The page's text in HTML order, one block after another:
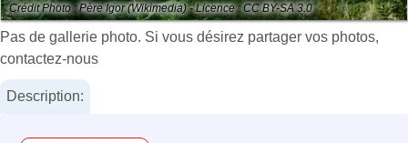
Crédit Photo : Père Igor (Wikimedia) - Licence : CC BY-SA 3.0
Pas de gallerie photo. Si vous désirez partager vos photos,
contactez-nous
Description: